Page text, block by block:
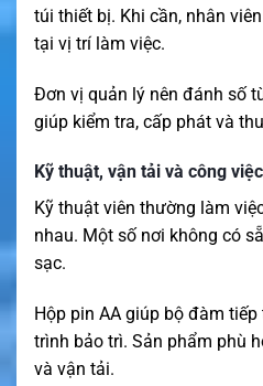
túi thiết bị. Khi cần, nhân
tại vị trí làm việc.
Đơn vị quản lý nên đánh số
giúp kiểm tra, cấp phát và
Kỹ thuật, vận tải và công
Kỹ thuật viên thường làm
nhau. Một số nơi không có
sạc.
Hộp pin AA giúp bộ đàm
trình bảo trì. Sản phẩm phù
và vận tải.